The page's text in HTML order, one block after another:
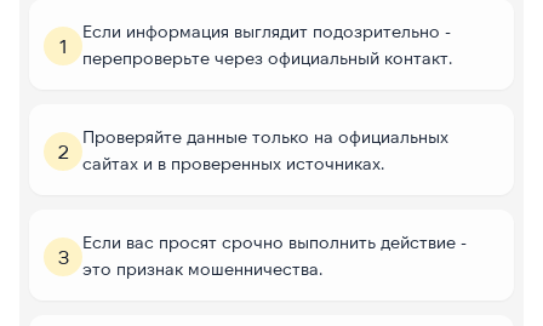
1
Если информация выглядит подозрительно -
перепроверьте через официальный контакт.
2
Проверяйте данные только на официальных
сайтах и в проверенных источниках.
3
Если вас просят срочно выполнить действие -
это признак мошенничества.